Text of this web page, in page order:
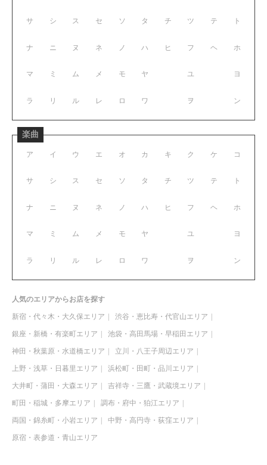
サ シ ス セ ソ
ナ ニ ヌ ネ ノ
マ ミ ム メ モ
ラ リ ル レ ロ
タ チ ツ テ ト
ハ ヒ フ ヘ ホ
ヤ ユ ヨ
ワ ヲ ン
楽曲
ア イ ウ エ オ
サ シ ス セ ソ
ナ ニ ヌ ネ ノ
マ ミ ム メ モ
ラ リ ル レ ロ
カ キ ク ケ コ
タ チ ツ テ ト
ハ ヒ フ ヘ ホ
ヤ ユ ヨ
ワ ヲ ン
人気のエリアからお店を探す
新宿・代々木・大久保エリア 渋谷・恵比寿・代官山エリア
銀座・新橋・有楽町エリア 池袋・高田馬場・早稲田エリア
神田・秋葉原・水道橋エリア 立川・八王子周辺エリア
上野・浅草・日暮里エリア 浜松町・田町・品川エリア
大井町・蒲田・大森エリア 吉祥寺・三鷹・武蔵境エリア
町田・稲城・多摩エリア 調布・府中・狛江エリア
両国・錦糸町・小岩エリア 中野・高円寺・荻窪エリア
原宿・表参道・青山エリア